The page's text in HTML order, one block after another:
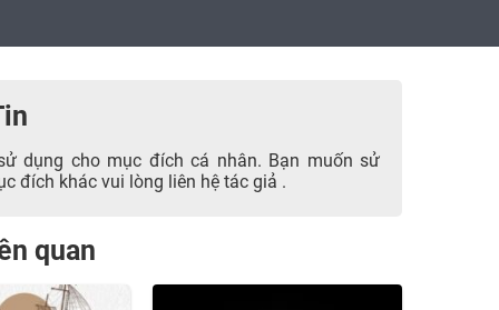
dụng cho mục đích cá nhân. Bạn muốn sử
đích khác vui lòng liên hệ tác giả .
quan